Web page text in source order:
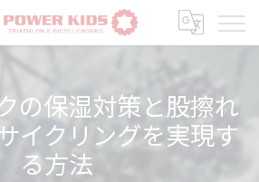
の保湿対策と股擦れ
イクリングを実現す
る方法